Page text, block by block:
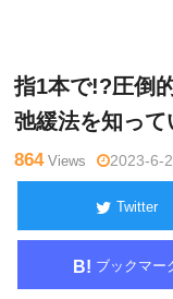
指1本で!?圧倒
弛緩法を知って
864Views 2023-6-
Twitter
B! ブックマー